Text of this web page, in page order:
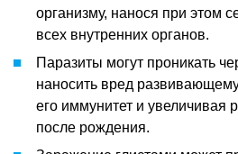
организму, нанося при этом
всех внутренних органов.
Паразиты могут проникать
наносить вред
его иммунитет и увеличивая
после рождения.